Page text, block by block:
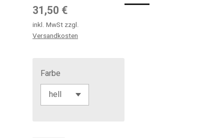
31,50 €
inkl. MwSt zzgl.
Versandkosten
Farbe